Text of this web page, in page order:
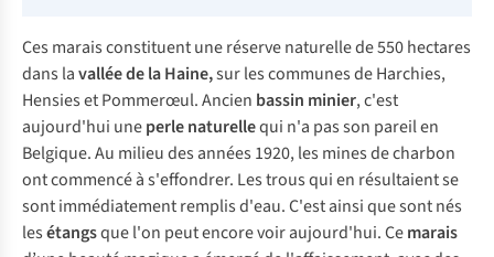
Ces marais constituent une réserve naturelle de 550 hectares
dans lavallée de la Haine,sur les communes de Harchies,
Hensies et Pommerœul. Ancien bassin minier, c'est
aujourd'hui uneperlenaturellequi n'a pas son pareil en
Belgique. Au milieu des années 1920, les mines de charbon
ont commencé à s'effondrer. Les trous qui en résultaient se
sont immédiatement remplis d'eau. C'est ainsi que sont nés
lesétangsque l'on peut encore voir aujourd'hui. Cemarais